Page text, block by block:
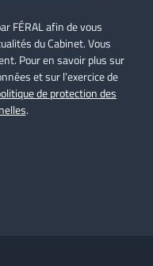
FÉRAL afin de vous
du Cabinet. Vous
Pour en savoir plus sur
et sur l’exercice de
de protection des
.